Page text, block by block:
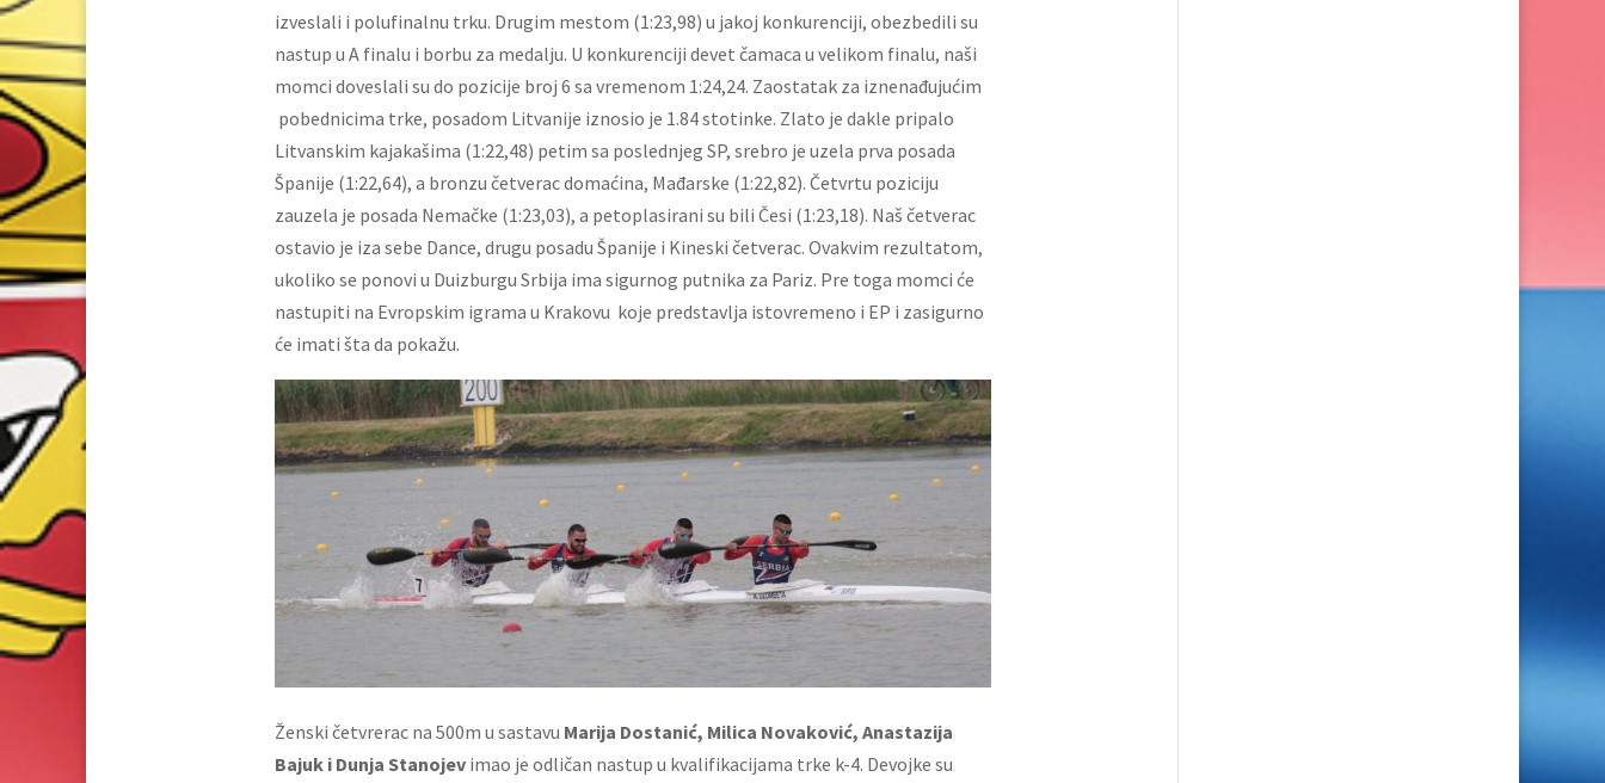
izveslali i polufinalnu trku. Drugim mestom (1:23,98) u jakoj konkurenciji, obezbedili su
nastup u A finalu i borbu za medalju. U konkurenciji devet čamaca u velikom finalu, naši
momci doveslali su do pozicije broj 6 sa vremenom 1:24,24. Zaostatak za iznenađujućim
pobednicima trke, posadom Litvanije iznosio je 1.84 stotinke. Zlato je dakle pripalo
Litvanskim kajakašima (1:22,48) petim sa poslednjeg SP, srebro je uzela prva posada
Španije (1:22,64), a bronzu četverac domaćina, Mađarske (1:22,82). Četvrtu poziciju
zauzela je posada Nemačke (1:23,03), a petoplasirani su bili Česi (1:23,18). Naš četverac
ostavio je iza sebe Dance, drugu posadu Španije i Kineski četverac. Ovakvim rezultatom,
ukoliko se ponovi u Duizburgu Srbija ima sigurnog putnika za Pariz. Pre toga momci će
nastupiti na Evropskim igrama u Krakovu koje predstavlja istovremeno i EP i zasigurno
će imati šta da pokažu.
Ženski četvrerac na 500m u sastavu Marija Dostanić, Milica Novaković, Anastazija
Bajuk i Dunja Stanojevimao je odličan nastup u kvalifikacijama trke k-4. Devojke su